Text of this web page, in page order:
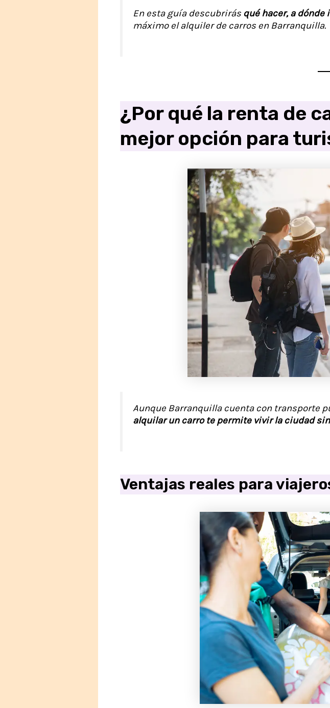
En esta guía descubrirás qué hacer, a dónde
máximo el alquiler de carros en Barranquilla.
¿Por qué la renta de
mejor opción para
Aunque Barranquilla cuenta con transporte
alquilar un carro te permite vivir la ciudad
Ventajas reales para